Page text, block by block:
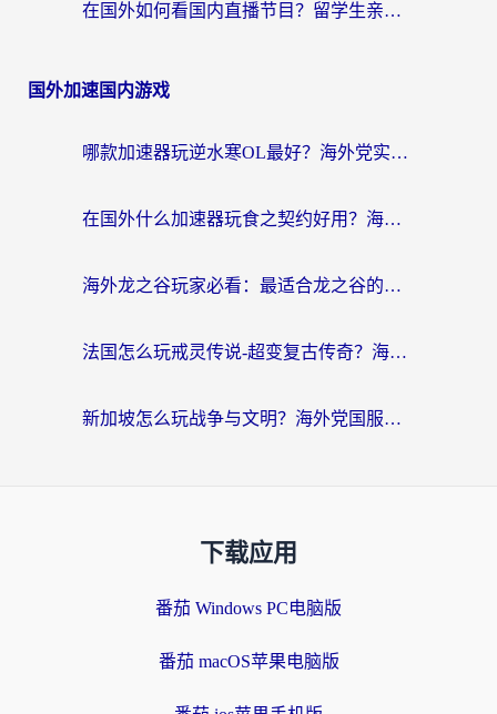
在国外如何看国内直播节目？留学生亲测有效的追剧加速指南
国外加速国内游戏
哪款加速器玩逆水寒OL最好？海外党实测后的终极选择指南
在国外什么加速器玩食之契约好用？海外党亲测有效的国服游戏加速指南
海外龙之谷玩家必看：最适合龙之谷的加速器，解决延迟卡顿还能畅玩幻书启示录和梦幻西游？
法国怎么玩戒灵传说-超变复古传奇？海外玩家国服游戏加速终极指南
新加坡怎么玩战争与文明？海外党国服游戏加速器终极避坑指南
下载应用
番茄 Windows PC电脑版
番茄 macOS苹果电脑版